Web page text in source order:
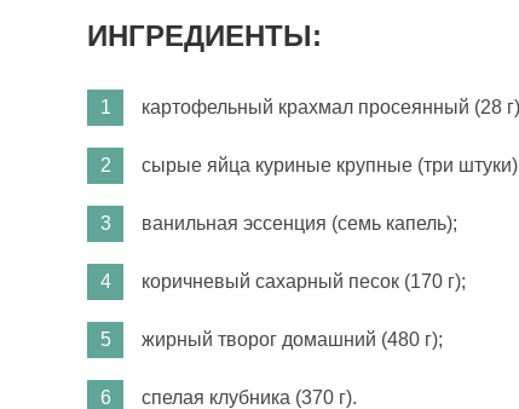
ИНГРЕДИЕНТЫ:
картофельный крахмал просеянный (28
сырые яйца куриные крупные (три
ванильная эссенция (семь капель);
коричневый сахарный песок (170 г);
жирный творог домашний (480 г);
спелая клубника (370 г).